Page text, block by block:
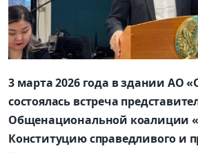
3марта 2026 года в здании АО «
состоялась встреча
Общенациональной коалиции
Конституцию справедливого и